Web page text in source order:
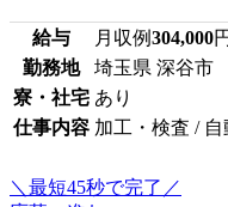
給与 月収例304,000円
勤務地
埼玉県 深谷市
寮・社宅 あり
仕事内容 加工・検査 /
＼最短45秒で完了／